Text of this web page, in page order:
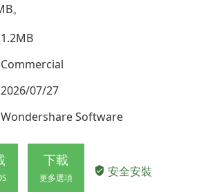
。
1.2MB
Commercial
2026/07/27
Wondershare Software
下載
更多選項 安全安裝